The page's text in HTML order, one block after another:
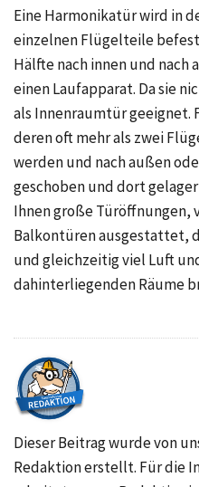
Eine Harmonikatür wird in
einzelnen Flügelteile
Hälfte nach innen und
einen Laufapparat. Da sie
als Innenraumtür geeignet.
deren oft mehr als zwei
werden und nach außen
geschoben und dort
Ihnen große Türöffnungen,
Balkontüren ausgestattet,
und gleichzeitig viel Luft
dahinterliegenden Räume
Dieser Beitrag wurde von
Redaktion erstellt. Für die